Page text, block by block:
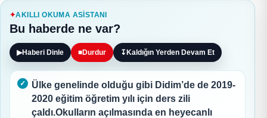
AKILLI OKUMA ASISTANI
Bu haberde ne var?
▶Haberi Dinle ■Durdur ↧ Kaldığın Yerden Devam Et
Ülke genelinde olduğu gibi Didim’de de 2019-
2020 eğitim öğretim yılı için ders zili
çaldı.Okulların açılmasında en heyecanlı